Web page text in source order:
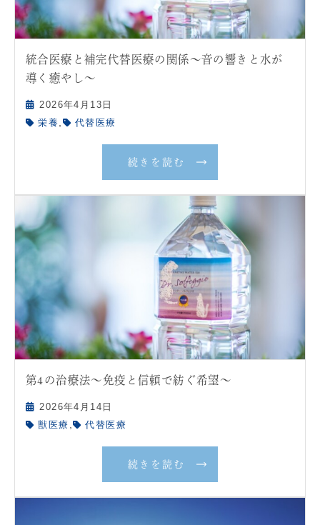
統合医療と補完代替医療の関係〜音の響きと水が
導く癒やし〜
2026年4月13日
栄養, 代替医療
続きを読む
第4の治療法〜免疫と信頼で紡ぐ希望〜
2026年4月14日
獣医療 , 代替医療
続きを読む